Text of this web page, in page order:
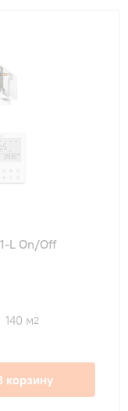
L On/Off
140 м2
корзину